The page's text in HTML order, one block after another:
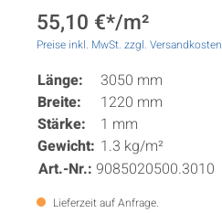
55,10 €*/m²
Preise inkl. MwSt. zzgl. Versandkosten
Länge:
3050 mm
Breite:
1220 mm
Stärke:
1 mm
Gewicht: 1.3 kg/m²
Art.-Nr.: 9085020500.3010
Lieferzeit auf Anfrage.